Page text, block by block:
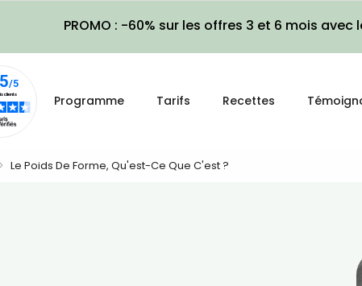
PROMO : -60% sur les offres 3 et 6 mois avec
Programme Tarifs Recettes
Le Poids De Forme, Qu'est-Ce Que C'est ?